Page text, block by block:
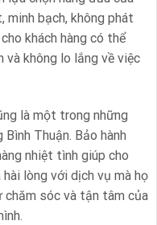
minh bạch, không phát
khách hàng có thể
không lo lắng về việc
là một trong những
Thuận. Bảo hành
nhiệt tình giúp cho
lòng với dịch vụ mà họ
chăm sóc và tận tâm của